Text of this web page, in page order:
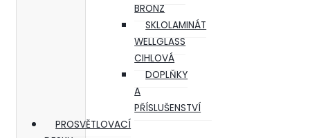
BRONZ
SKLOLAMINÁT
WELLGLASS
CIHLOVÁ
DOPLŇKY
A
PŘÍSLUŠENSTVÍ
PROSVĚTLOVACÍ